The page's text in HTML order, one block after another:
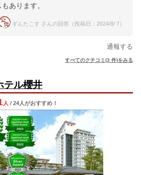
あります。
ずんたこす さんの回答（投稿日：2024/8/ 7）
通報する
すべてのクチコミ(3 件)をみる
ル櫻井
人 / 24人がおすすめ！